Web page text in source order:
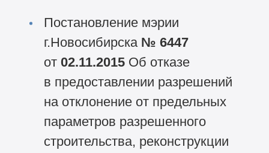
Постановление мэрии
г.Новосибирска № 6447
от 02.11.2015 Об отказе
в предоставлении разрешений
на отклонение от предельных
параметров разрешенного
строительства, реконструкции